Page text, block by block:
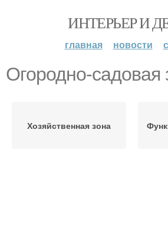
ИНТЕРЬЕР И
главная новости
Огородно-садовая
Хозяйственная зона